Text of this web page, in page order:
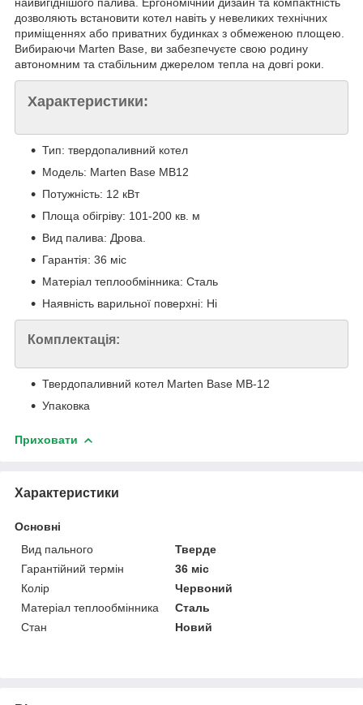
дозволяють встановити котел навіть у невеликих технічних
приміщеннях або приватних будинках з обмеженою площею.
Вибираючи Marten Base, ви забезпечуєте свою родину
автономним та стабільним джерелом тепла на довгі роки.
Характеристики:
Тип: твердопаливний котел
Модель: Marten Base MB12
Потужність: 12 кВт
Площа обігріву: 101-200 кв. м
Вид палива: Дрова.
Гарантія: 36 міс
Матеріал теплообмінника: Сталь
Наявність варильної поверхні: Ні
Комплектація:
Твердопаливний котел Marten Base MB-12
Упаковка
Приховати
Характеристики
Основні
Вид пального
Тверде
Гарантійний термін
36 міс
Колір
Червоний
Матеріал теплообмінника
Сталь
Стан
Новий